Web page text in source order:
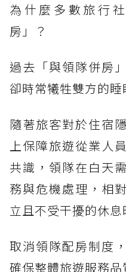
為什麼多數旅行
房」？
過去「與領隊併房
卻時常犧牲雙方的睡
隨著旅客對於住宿
上保障旅遊從業人
共識，領隊在白天
務與危機處理，相
立且不受干擾的休息
取消領隊配房制度
確保整體旅遊服務品